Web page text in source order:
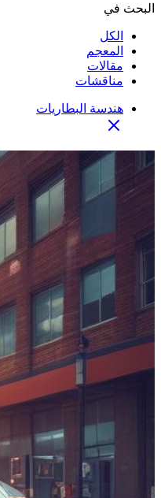
البحث في
الكل
المعجم
مقالات
مناقشات
هندسة البطاريات